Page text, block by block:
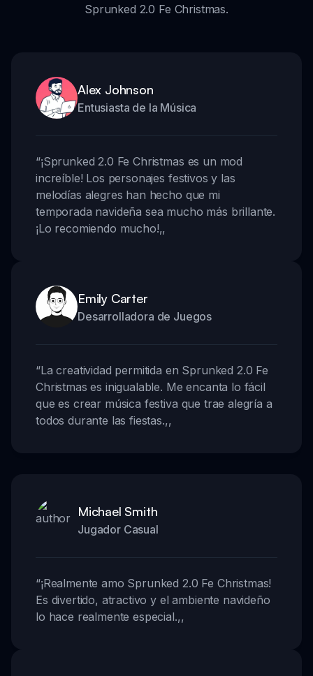
Sprunked 2.0 Fe Christmas.
Alex Johnson
Entusiasta de la Música
“¡Sprunked 2.0 Fe Christmas es un mod
increíble! Los personajes festivos y las
melodías alegres han hecho que mi
temporada navideña sea mucho más brillante.
¡Lo recomiendo mucho!,,
Emily Carter
Desarrolladora de Juegos
“La creatividad permitida en Sprunked 2.0 Fe
Christmas es inigualable. Me encanta lo fácil
que es crear música festiva que trae alegría a
todos durante las fiestas.,,
Michael Smith
Jugador Casual
“¡Realmente amo Sprunked 2.0 Fe Christmas!
Es divertido, atractivo y el ambiente navideño
lo hace realmente especial.,,